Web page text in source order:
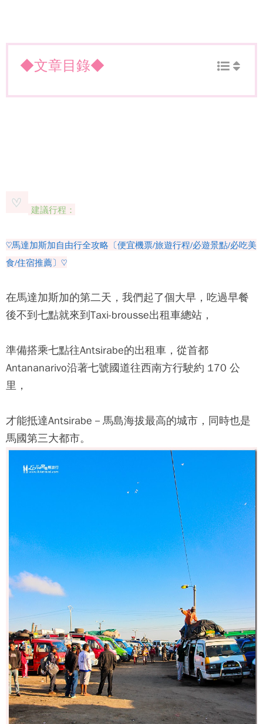
◆文章目錄◆
建議行程：
♡馬達加斯加自由行全攻略〔便宜機票/旅遊行程/必遊景點/必吃美
食/住宿推薦〕♡
在馬達加斯加的第二天，我們起了個大早，吃過早餐
後不到七點就來到Taxi-brousse出租車總站，
準備搭乘七點往Antsirabe的出租車，從首都
Antananarivo沿著七號國道往西南方行駛約 170 公
里，
才能抵達Antsirabe－馬島海拔最高的城市，同時也是
馬國第三大都市。